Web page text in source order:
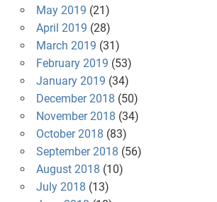
May 2019 (21)
April 2019 (28)
March 2019 (31)
February 2019 (53)
January 2019 (34)
December 2018 (50)
November 2018 (34)
October 2018 (83)
September 2018 (56)
August 2018 (10)
July 2018 (13)